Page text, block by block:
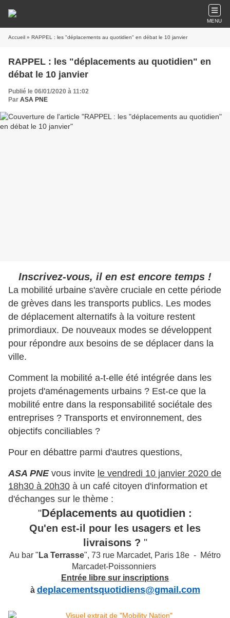
MENU
Accueil » RAPPEL : les "déplacements au quotidien" en débat le 10 janvier
RAPPEL : les "déplacements au quotidien" en
débat le 10 janvier
Publié le 06/01/2020 à 11:02
Par ASA PNE
Inscrivez-vous, il en est encore temps !
La mobilité urbaine s'avère cruciale en cette période
de grèves dans les transports publics. Les modes
de déplacement alternatifs à la voiture restent
primordiaux. De nouveaux modes se développent
pour répondre aux besoins de se déplacer dans la
ville.
Comment la mobilité a-t-elle été intégrée dans les
projets d'aménagements urbains ? Est-ce que la
mobilité entre dans la responsabilité sociétale des
entreprises ? Transports et environnement, des
objectifs conciliables ?
Pour en débattre parmi d'autres questions,
ASA PNEvous invite le vendredi 10 janvier 2020 de
18h30 à 20h30 à un café citoyen d'information et
d'échanges sur le thème :
"Déplacements au quotidien :
Qu'en est-il pour les usagers et les
livraisons ? "
Au bar " La Terrasse", 73 rue Marcadet, Paris 18e - Métro
Marcadet-Poissonniers
Entrée libre sur inscriptions
à deplacementsquotidiens@gmail.com